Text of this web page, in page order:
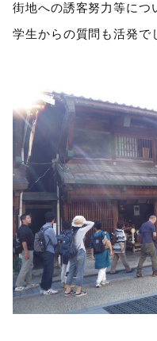
街地への誘客努力等につ
学生からの質問も活発で